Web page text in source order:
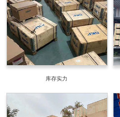
库存实力